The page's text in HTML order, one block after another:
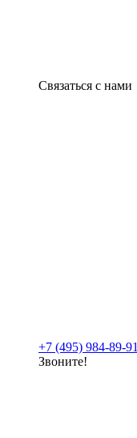
Связаться с нами
+7 (495) 984-89-91
Звоните!